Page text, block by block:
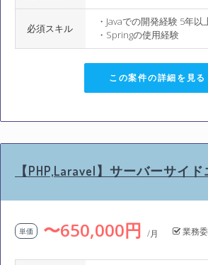
必須スキル
・Javaでの開発経験 5年以
・Springの使用経験
この案件の詳細を見る
【PHP,Laravel】サーバーサイ
単価 〜650,000円 /月 業務